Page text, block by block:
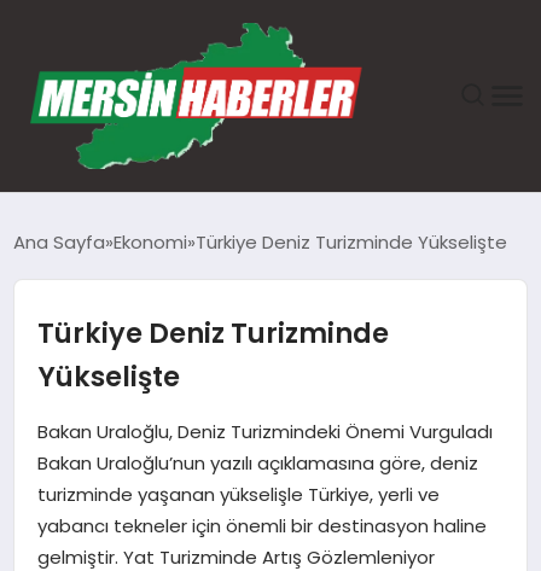
GÜNDEM
EKONOMI
TEKNOLOJI
SPOR
Ana Sayfa Ekonomi Türkiye Deniz Turizminde Yükselişte
Türkiye Deniz Turizminde
Yükselişte
Bakan Uraloğlu, Deniz Turizmindeki Önemi Vurguladı
Bakan Uraloğlu’nun yazılı açıklamasına göre, deniz
turizminde yaşanan yükselişle Türkiye, yerli ve
yabancı tekneler için önemli bir destinasyon haline
gelmiştir. Yat Turizminde Artış Gözlemleniyor